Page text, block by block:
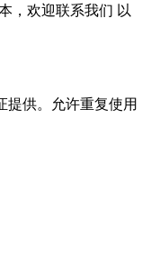
，欢迎联系我们 以
提供。允许重复使用